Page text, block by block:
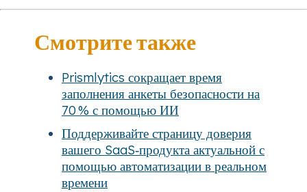
Смотрите также
Prismlytics сокращает время
заполнения анкеты безопасности на
70 % с помощью ИИ
Поддерживайте страницу доверия
вашего SaaS‑продукта актуальной с
помощью автоматизации в реальном
времени